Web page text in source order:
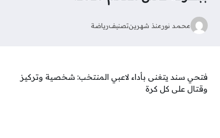
محمد نورمنذ شهرينتصنيفرياضة
فتحي سند يتغنى بأداء لاعبي المنتخب: شخصية وتركيز
وقتال على كل كرة